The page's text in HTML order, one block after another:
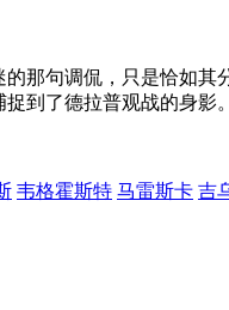
的那句调侃，只是恰如
到了德拉普观战的身影
韦格霍斯特 马雷斯卡 吉